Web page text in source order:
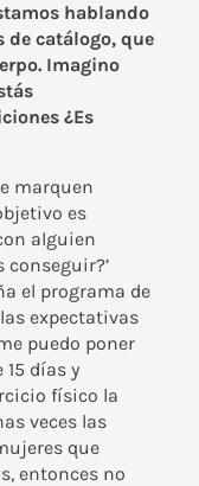
hablando
de catálogo, que
Imagino
¿Es
marquen
es
alguien
conseguir?’
el programa de
expectativas
puedo poner
días y
físico la
veces las
que
entonces no